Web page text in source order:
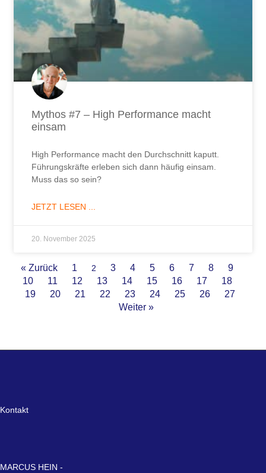
Mythos #7 – High Performance macht
einsam
High Performance macht den Durchschnitt kaputt.
Führungskräfte erleben sich dann häufig einsam.
Muss das so sein?
JETZT LESEN ...
20. November 2025
« Zurück 1 2 3 4 5 6 7 8
9
10
11 12 13 14 15 16 17
18
19
20 21 22 23 24 25 26
27
Weiter »
Kontakt
MARCUS HEIN -